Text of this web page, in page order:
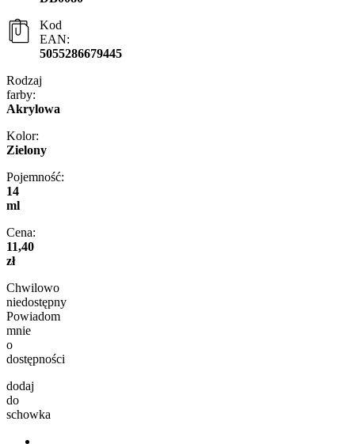
Kod
EAN:
5055286679445
Rodzaj
farby:
Akrylowa
Kolor:
Zielony
Pojemność:
14
ml
Cena:
11,40
zł
Chwilowo
niedostępny
Powiadom
mnie
o
dostępności
dodaj
do
schowka